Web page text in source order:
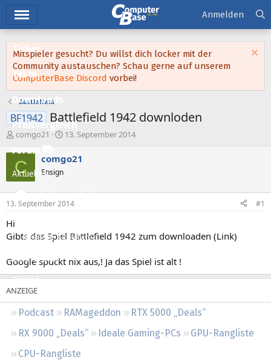
Ticker
Tests
Downloads
Preisvergleich
Forum
Aktuelles
Empfohlene Inhalte
Neueste Aktivitäten
Leserartikel
Regeln
Podcast RAMageddon
RTX 5000 „Deals“
RX 9000 „Deals“
Ideale Gaming-PCs
GPU-Rangliste
CPU-Rangliste
Anmelden
Mitspieler gesucht? Du willst dich locker mit der
Community austauschen? Schau gerne auf unserem
ComputerBase Discord vorbei!
Battlefield
BF1942 Battlefield 1942 downloden
E
r
s
t
e
e
comgo21
E
s
t
l
t
m
13. September 2014
C comgo21
Ensign
13. September 2014 #1
Hi
Gibts das Spiel Battlefield 1942 zum downloaden (Link)
Google spuckt nix aus,! Ja das Spiel ist alt !